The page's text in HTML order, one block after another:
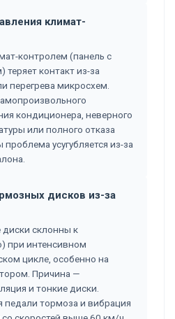
климат-
контролем (панель с
контакт из-за
перегрева микросхем.
кондиционера, неверного
или полного отказа
усугубляется из-за
дисков из-за
склонны к
при интенсивном
цикле, особенно на
Причина —
и тонкие диски.
тормоза и вибрация